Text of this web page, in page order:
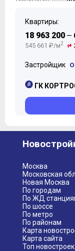
Квартиры:
18 963 200 —
545 661 ₽/м2 +
Застройщик
ГК
Москва
Московская
Новая Москва
По городам
По ЖД
По шоссе
По метро
По районам
Карта
Карта сайта
Топ новостроек